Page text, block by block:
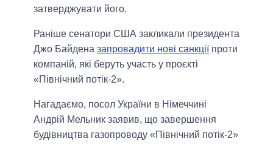
затверджувати його.
Раніше сенатори США закликали президента
Джо Байдена запровадити нові санкціїпроти
компаній, які беруть участь у проєкті
«Північний потік-2».
Нагадаємо, посол України в Німеччині
Андрій Мельник заявив, що завершення
будівництва газопроводу «Північний потік-2»